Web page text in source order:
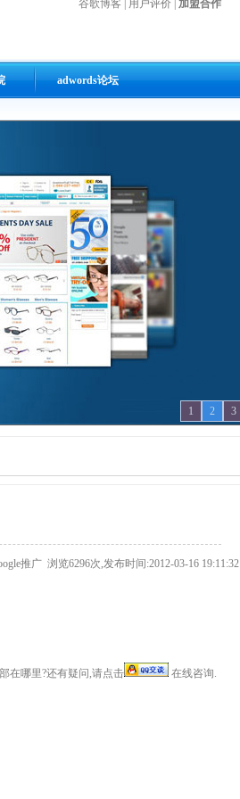
谷歌博客 用户评价 加盟合作
adwords论坛
1 2 3
推广 浏览6296次,发布时间:2012-03-16 19:11:32
在哪里?还有疑问,请点击 在线咨询.